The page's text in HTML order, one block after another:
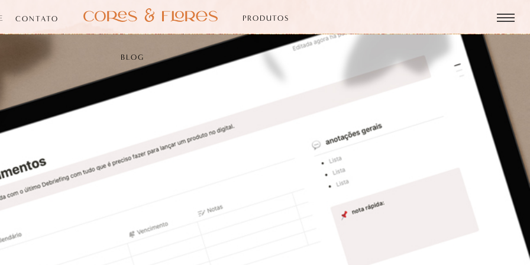
CONTATO PRODUTOS
BLOG